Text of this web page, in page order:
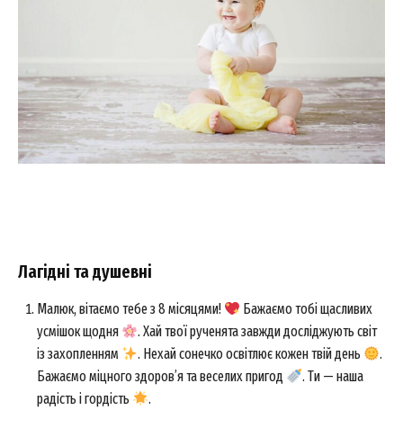
Лагідні та душевні
Малюк, вітаємо тебе з 8 місяцями!
Бажаємо тобі щасливих
усмішок щодня
. Хай твої рученята завжди досліджують світ
із захопленням
. Нехай сонечко освітлює кожен твій день
.
Бажаємо міцного здоров’я та веселих пригод
. Ти — наша
радість і гордість
.